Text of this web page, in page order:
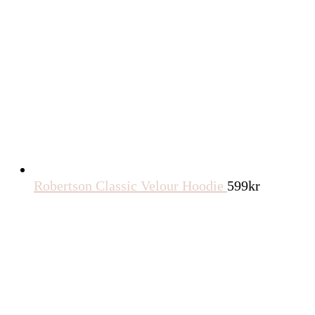
Robertson Classic Velour Hoodie 599kr